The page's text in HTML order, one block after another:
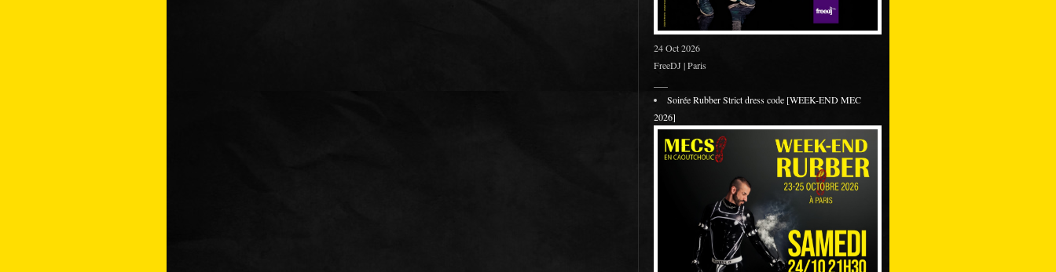
24 Oct 2026
FreeDJ | Paris
Soirée Rubber Strict dress code [WEEK-END MEC
2026]